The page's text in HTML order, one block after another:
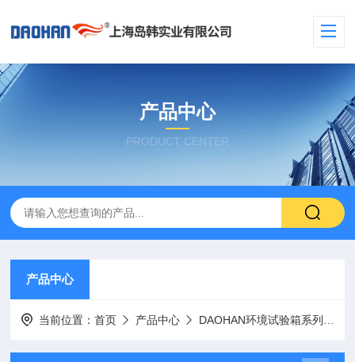
产品中心
PRODUCT CENTER
产品中心
当前位置：首页 产品中心 DAOHAN环境试验箱系列